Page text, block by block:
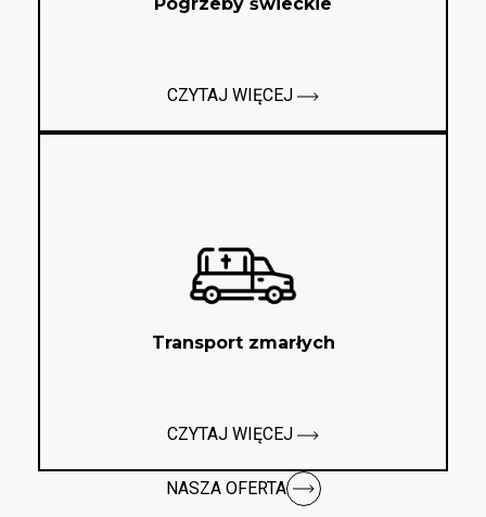
CZYTAJ WIĘCEJ
Transport zmarłych
CZYTAJ WIĘCEJ
NASZA OFERTA